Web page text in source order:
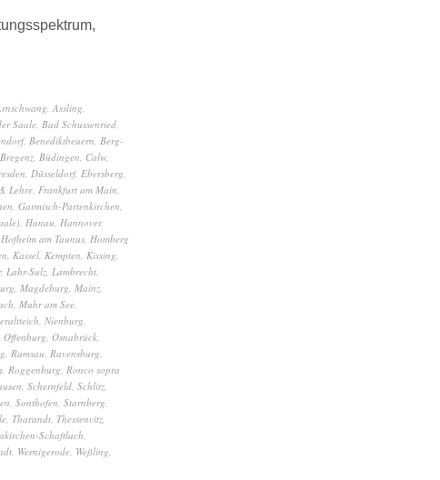
, Assling,
Saale, Bad Schussenried,
, Benediktbeuern, Berg-
Bregenz, Büdingen, Calw,
, Düsseldorf, Ebersberg,
Lehre, Frankfurt am Main,
, Garmisch-Partenkirchen,
, Hanau, Hannover,
Hofheim am Taunus, Homberg
, Kassel, Kempten, Kissing,
, Lahr-Sulz, Lambrecht,
, Magdeburg, Mainz,
, Muhr am See,
, Nienburg,
Offenburg, Osnabrück,
, Ramsau, Ravensburg,
, Roggenburg, Ronco sopra
, Schernfeld, Schlitz,
, Sonthofen, Starnberg,
, Tharandt, Thessenvitz,
Schaftlach,
, Wernigerode, Weßling,